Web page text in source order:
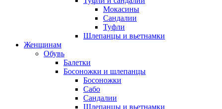
Мокасины
Сандалии
Туфли
Шлепанцы и вьетнамки
Женщинам
Обувь
Балетки
Босоножки и шлепанцы
Босоножки
Сабо
Сандалии
Шлепанцы и вьетнамки